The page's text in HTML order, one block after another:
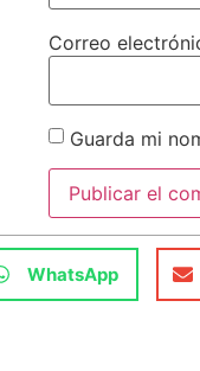
Correo
Guarda mi
WhatsApp